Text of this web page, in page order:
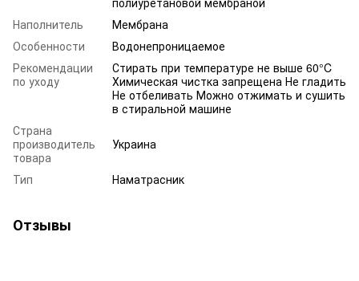
Наполнитель
Мембрана
Особенности
Водонепроницаемое
Рекомендации
по уходу
Стирать при температуре не выше 60°C
Химическая чистка запрещена Не гладить
Не отбеливать Можно отжимать и сушить
в стиральной машине
Страна
производитель
товара
Украина
Тип Наматрасник
Отзывы